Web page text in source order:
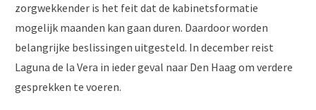
zorgwekkender is het feit dat de kabinetsformatie
mogelijk maanden kan gaan duren. Daardoor worden
belangrijke beslissingen uitgesteld. In december reist
Laguna de la Vera in ieder geval naar Den Haag om verdere
gesprekken te voeren.